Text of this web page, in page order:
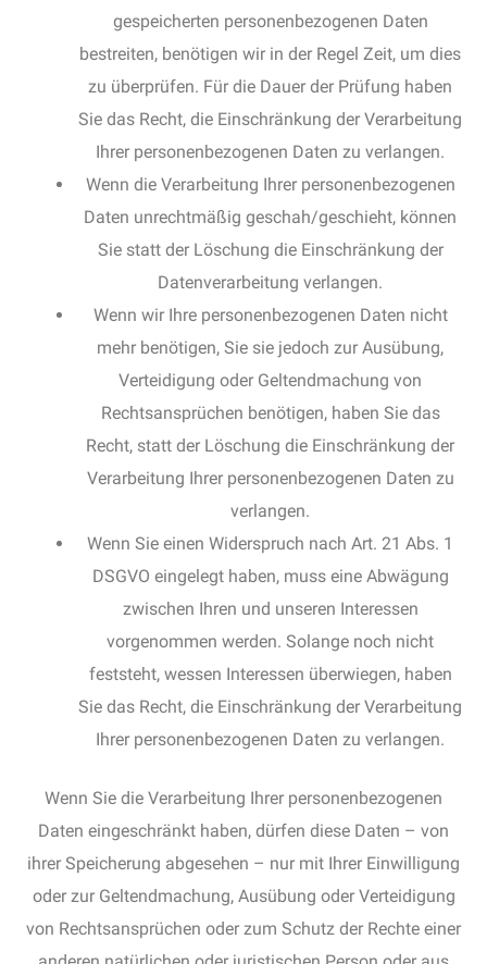
gespeicherten personenbezogenen Daten
bestreiten, benötigen wir in der Regel Zeit, um dies
zu überprüfen. Für die Dauer der Prüfung haben
Sie das Recht, die Einschränkung der Verarbeitung
Ihrer personenbezogenen Daten zu verlangen.
Wenn die Verarbeitung Ihrer personenbezogenen
Daten unrechtmäßig geschah/geschieht, können
Sie statt der Löschung die Einschränkung der
Datenverarbeitung verlangen.
Wenn wir Ihre personenbezogenen Daten nicht
mehr benötigen, Sie sie jedoch zur Ausübung,
Verteidigung oder Geltendmachung von
Rechtsansprüchen benötigen, haben Sie das
Recht, statt der Löschung die Einschränkung der
Verarbeitung Ihrer personenbezogenen Daten zu
verlangen.
Wenn Sie einen Widerspruch nach Art. 21 Abs. 1
DSGVO eingelegt haben, muss eine Abwägung
zwischen Ihren und unseren Interessen
vorgenommen werden. Solange noch nicht
feststeht, wessen Interessen überwiegen, haben
Sie das Recht, die Einschränkung der Verarbeitung
Ihrer personenbezogenen Daten zu verlangen.
Wenn Sie die Verarbeitung Ihrer personenbezogenen
Daten eingeschränkt haben, dürfen diese Daten – von
ihrer Speicherung abgesehen – nur mit Ihrer Einwilligung
oder zur Geltendmachung, Ausübung oder Verteidigung
von Rechtsansprüchen oder zum Schutz der Rechte einer